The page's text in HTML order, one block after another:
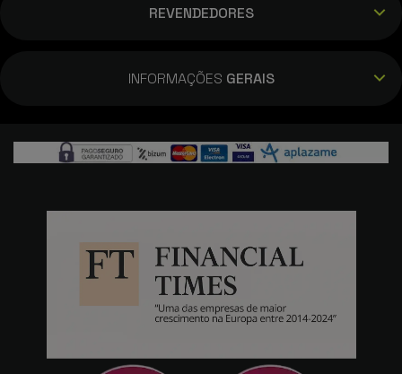
REVENDEDORES
INFORMAÇÕES GERAIS